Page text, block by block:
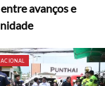
avanços e